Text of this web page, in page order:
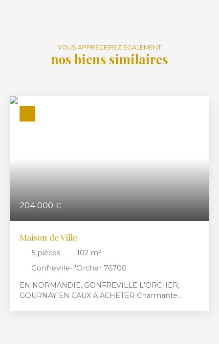
VOUS APPRÉCIEREZ ÉGALEMENT
nos biens similaires
204 000 €
Maison de Ville
5 pièces 102 m²
Gonfreville-l'Orcher 76700
EN NORMANDIE, GONFREVILLE L'ORCHER,
GOURNAY EN CAUX A ACHETER Charmante